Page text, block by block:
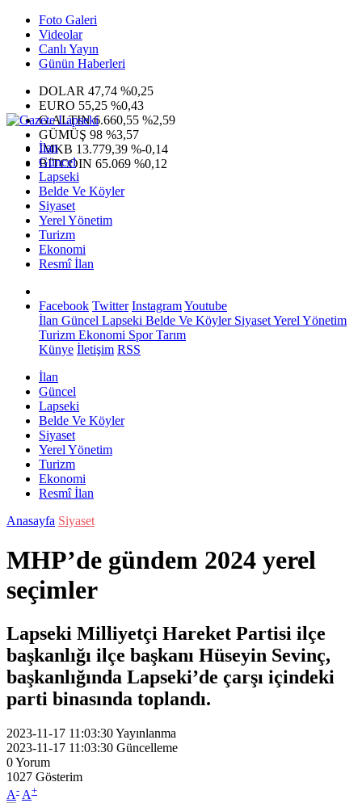
Foto Galeri
Videolar
Canlı Yayın
Günün Haberleri
DOLAR 47,74 %0,25
EURO 55,25 %0,43
G.ALTIN6.660,55 %2,59
GÜMÜŞ 98 %3,57
IMKB 13.779,39 %-0,14
BITCOIN 65.069 %0,12
İlan
Güncel
Lapseki
Belde Ve Köyler
Siyaset
Yerel Yönetim
Turizm
Ekonomi
Resmî İlan
Facebook Twitter InstagramYoutube
İlan Güncel Lapseki Belde Ve KöylerSiyasetYerel Yönetim
Turizm Ekonomi SporTarım
Künye İletişim RSS
İlan
Güncel
Lapseki
Belde Ve Köyler
Siyaset
Yerel Yönetim
Turizm
Ekonomi
Resmî İlan
Anasayfa Siyaset
MHP’de gündem 2024 yerel
seçimler
Lapseki Milliyetçi Hareket Partisi ilçe
başkanlığı ilçe başkanı Hüseyin Sevinç,
başkanlığında Lapseki’de çarşı içindeki
parti binasında toplandı.
2023-11-17 11:03:30Yayınlanma
2023-11-17 11:03:30 Güncelleme
0Yorum
1027 Gösterim
A- A+